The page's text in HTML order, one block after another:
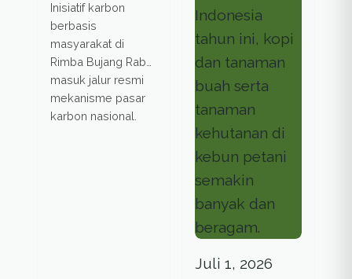
Inisiatif karbon
berbasis
masyarakat di
Rimba Bujang Raba
masuk jalur resmi
mekanisme pasar
karbon nasional.
Juli 1, 2026